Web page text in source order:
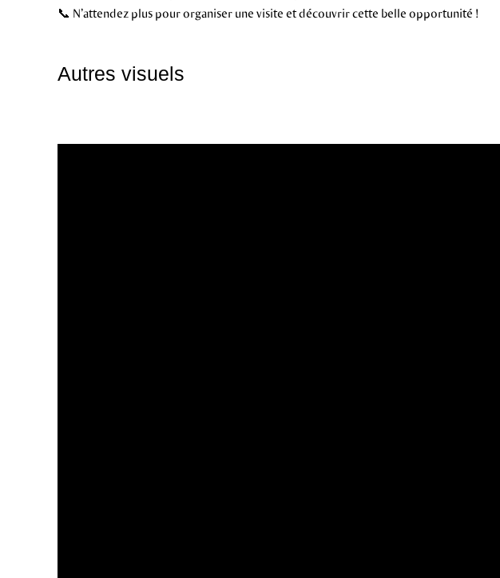
📞 N’attendez plus pour organiser une visite et découvrir cette belle opportunité !
Autres visuels